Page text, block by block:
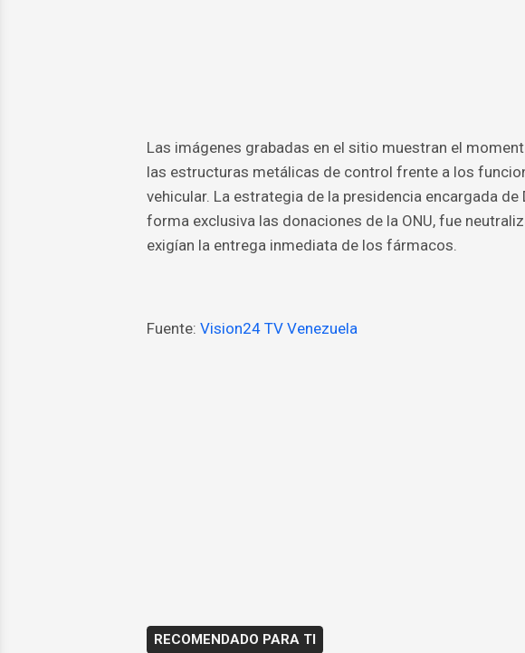
Las imágenes grabadas en el sitio muestran el
las estructuras metálicas de control frente a los
vehicular. La estrategia de la presidencia encargada
forma exclusiva las donaciones de la ONU, fue
exigían la entrega inmediata de los fármacos.
Fuente: Vision24 TV Venezuela
RECOMENDADO PARA TI